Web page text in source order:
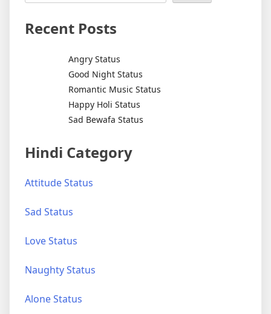
Recent Posts
Angry Status
Good Night Status
Romantic Music Status
Happy Holi Status
Sad Bewafa Status
Hindi Category
Attitude Status
Sad Status
Love Status
Naughty Status
Alone Status